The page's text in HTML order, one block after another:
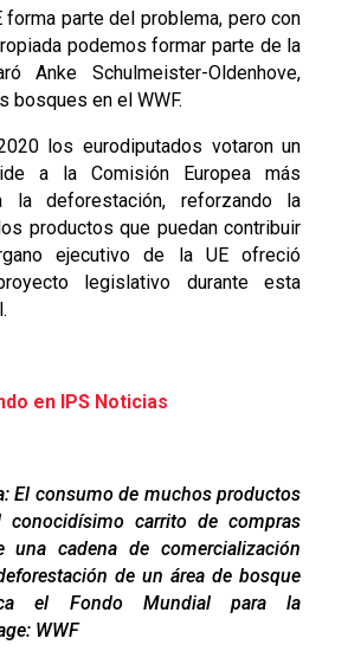
forma parte del problema, pero con
podemos formar parte de la
Anke Schulmeister-Oldenhove,
bosques en el WWF.
los eurodiputados votaron un
a la Comisión Europea más
la deforestación, reforzando la
productos que puedan contribuir
ejecutivo de la UE ofreció
legislativo durante esta
en IPS Noticias
El consumo de muchos productos
conocidísimo carrito de compras
cadena de comercialización
de un área de bosque
el Fondo Mundial para la
WWF